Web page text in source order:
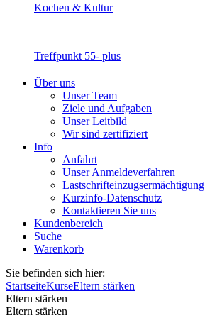
Kochen & Kultur
Treffpunkt 55- plus
Über uns
Unser Team
Ziele und Aufgaben
Unser Leitbild
Wir sind zertifiziert
Info
Anfahrt
Unser Anmeldeverfahren
Lastschrifteinzugsermächtigung
Kurzinfo-Datenschutz
Kontaktieren Sie uns
Kundenbereich
Suche
Warenkorb
Sie befinden sich hier:
StartseiteKurseEltern stärken
Eltern stärken
Eltern stärken